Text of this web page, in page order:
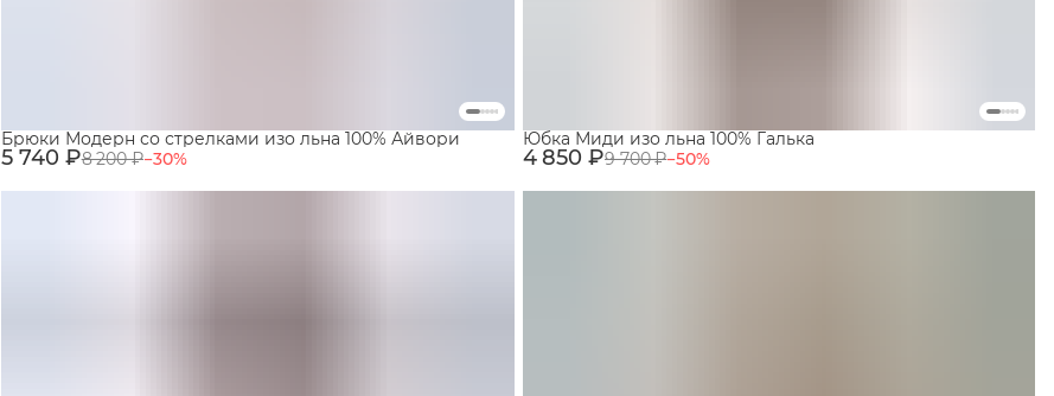
5 740 ₽8 200 ₽−30%
Брюки Модерн со стрелками изо льна 100% Айвори
4 850 ₽9 700 ₽−50%
Юбка Миди изо льна 100% Галька